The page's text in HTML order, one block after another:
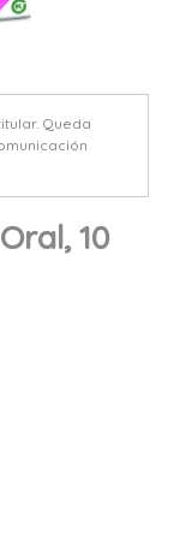
Queda
10